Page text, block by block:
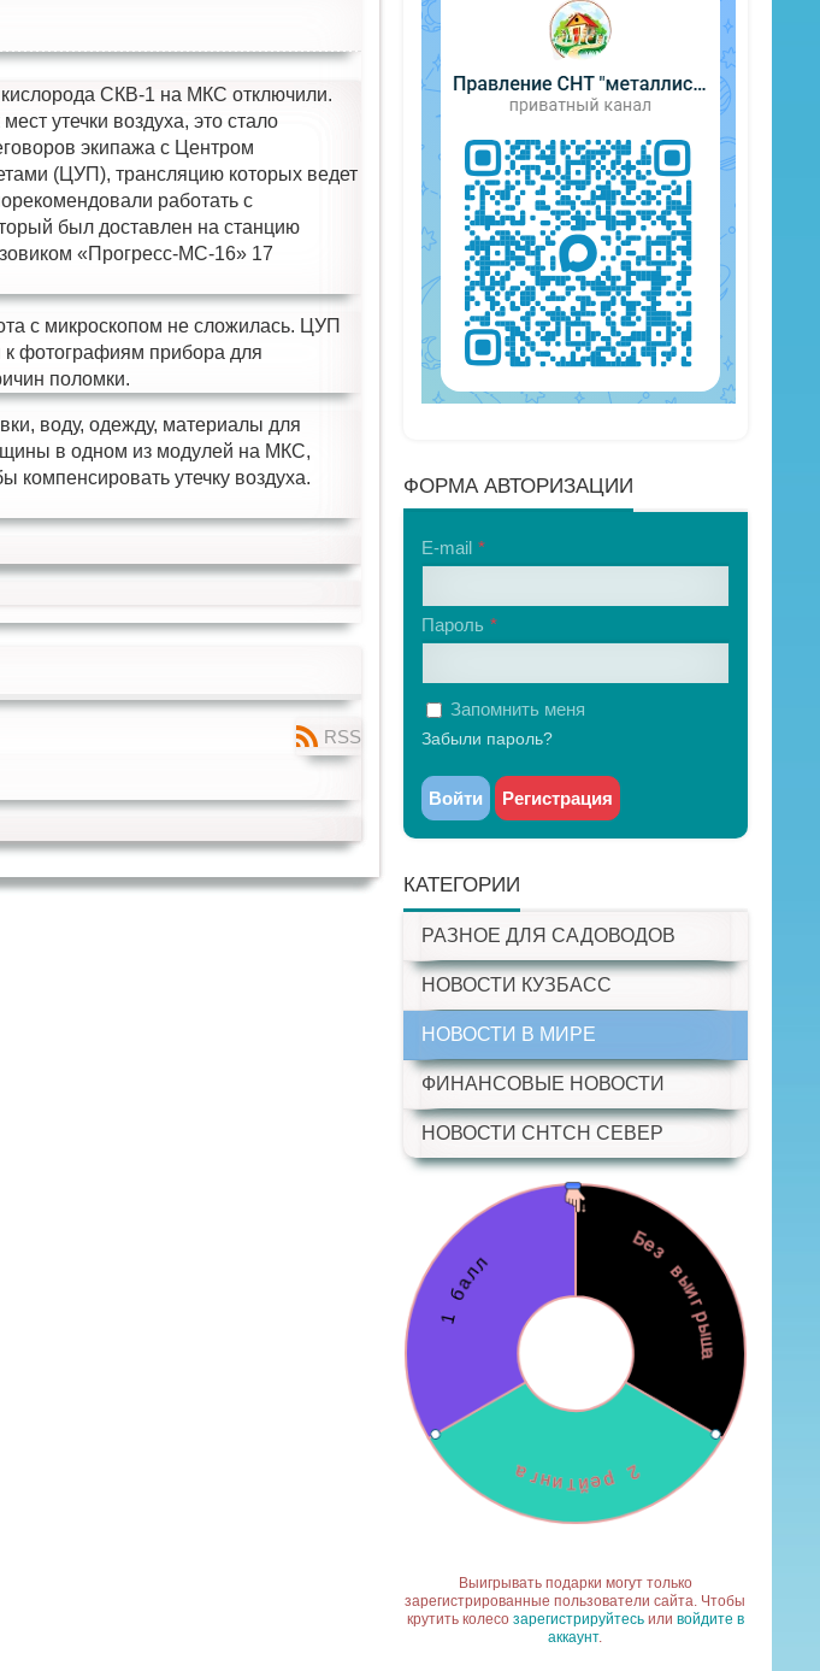
СКВ-1 на МКС отключили.
утечки воздуха, это стало
экипажа с Центром
(ЦУП), трансляцию которых ведет
работать с
был доставлен на станцию
«Прогресс-МС-16» 17
с микроскопом не сложилась. ЦУП
к фотографиям прибора для
поломки.
воду, одежду, материалы для
в одном из модулей на МКС,
компенсировать утечку воздуха.
RSS
ФОРМА АВТОРИЗАЦИИ
E-mail
Пароль
Запомнить меня
Забыли пароль?
Войти Регистрация
КАТЕГОРИИ
РАЗНОЕ ДЛЯ САДОВОДОВ
НОВОСТИ КУЗБАСС
НОВОСТИ В МИРЕ
ФИНАНСОВЫЕ НОВОСТИ
НОВОСТИ СНТСН СЕВЕР
Выигрывать подарки могут только
зарегистрированные пользователи сайта. Чтобы
крутить колесо зарегистрируйтесьили войдите в
аккаунт.